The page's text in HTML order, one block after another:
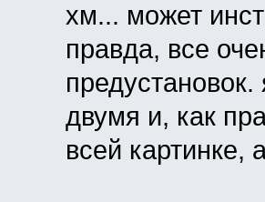
хм... может
правда, все
двумя и, как
всей картинке,